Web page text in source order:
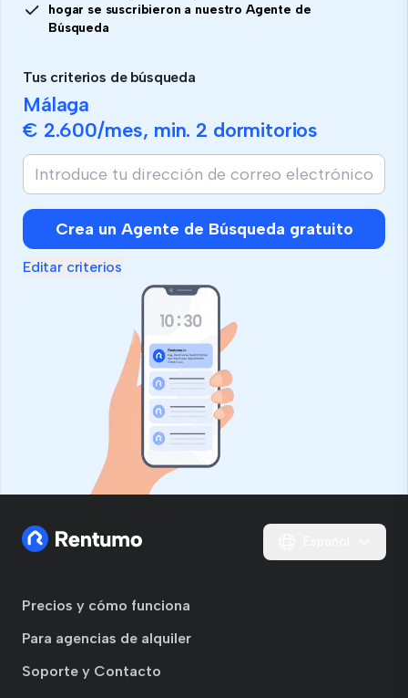
hogar se suscribieron a nuestro Agente de
Búsqueda
Tus criterios de búsqueda
Málaga
€ 2.600/mes, min. 2 dormitorios
Crea un Agente de Búsqueda gratuito
Editar criterios
Precios y cómo funciona
Para agencias de alquiler
Soporte y Contacto